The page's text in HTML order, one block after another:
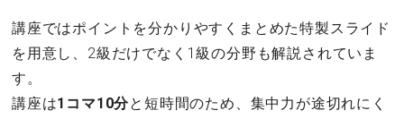
講座ではポイントを分かりやすくまとめた特製スライド
を用意し、2級だけでなく1級の分野も解説されていま
す。
講座は1コマ10分と短時間のため、集中力が途切れにく